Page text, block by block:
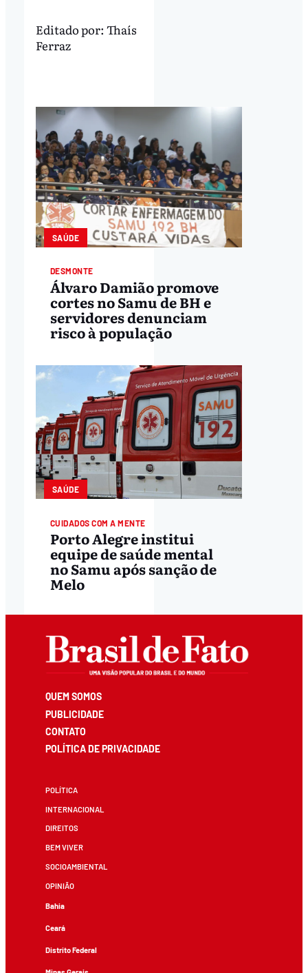
Editado por: Thaís
Ferraz
SAÚDE
DESMONTE
Álvaro Damião promove
cortes no Samu de BH e
servidores denunciam
risco à população
SAÚDE
CUIDADOS COM A MENTE
Porto Alegre institui
equipe de saúde mental
no Samu após sanção de
Melo
QUEM SOMOS
PUBLICIDADE
CONTATO
POLÍTICA DE PRIVACIDADE
POLÍTICA
INTERNACIONAL
DIREITOS
BEM VIVER
SOCIOAMBIENTAL
OPINIÃO
Bahia
Ceará
Distrito Federal